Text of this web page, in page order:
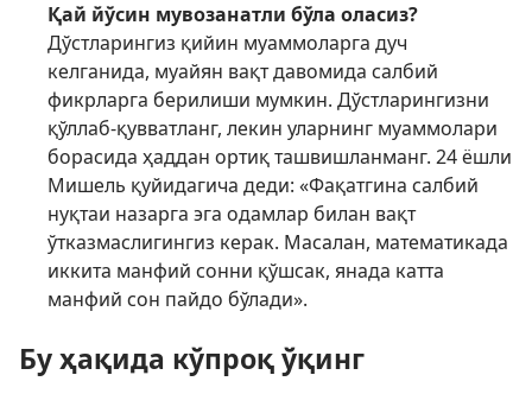
Қай йўсин мувозанатли бўла оласиз?
Дўстларингиз қийин муаммоларга дуч
келганида, муайян вақт давомида салбий
фикрларга берилиши мумкин. Дўстларингизни
қўллаб-қувватланг, лекин уларнинг муаммолари
борасида ҳаддан ортиқ ташвишланманг. 24 ёшли
Мишель қуйидагича деди: «Фақатгина салбий
нуқтаи назарга эга одамлар билан вақт
ўтказмаслигингиз керак. Масалан, математикада
иккита манфий сонни қўшсак, янада катта
манфий сон пайдо бўлади».
Бу ҳақида кўпроқ ўқинг